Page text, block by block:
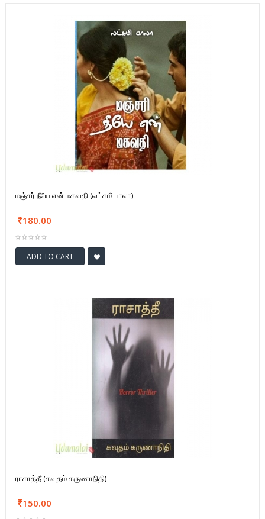
மஞ்சர் நீயே என் மகவதி (லட்சுமி பாலா)
180.00
ADD TO CART
ராசாத்தீ (கவுதம் கருணாநிதி)
150.00